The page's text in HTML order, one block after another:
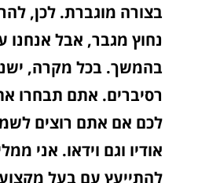
בצורה מוגברת. לכן,
נחוץ מגבר, אבל אנחנו
בהמשך. בכל מקרה,
רסיברים. אתם תבחרו
לכם אם אתם רוצים
אודיו וגם וידאו. אני
להתייעץ עם בעל